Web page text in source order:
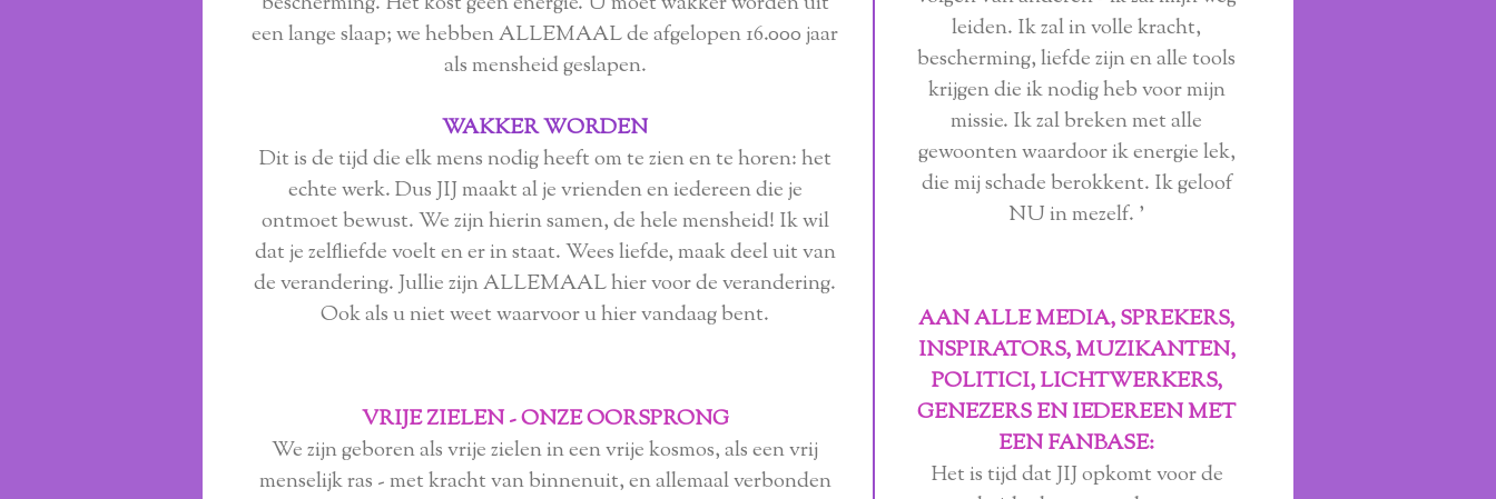
een lange slaap; we hebben ALLEMAAL de afgelopen 16.000 jaar
als mensheid geslapen.
WAKKER WORDEN
Dit is de tijd die elk mens nodig heeft om te zien en te horen: het
echte werk. Dus JIJ maakt al je vrienden en iedereen die je
ontmoet bewust. We zijn hierin samen, de hele mensheid! Ik wil
dat je zelfliefde voelt en er in staat. Wees liefde, maak deel uit van
de verandering. Jullie zijn ALLEMAAL hier voor de verandering.
Ook als u niet weet waarvoor u hier vandaag bent.
VRIJE ZIELEN - ONZE OORSPRONG
We zijn geboren als vrije zielen in een vrije kosmos, als een vrij
menselijk ras - met kracht van binnenuit, en allemaal verbonden
leiden. Ik zal in volle kracht,
bescherming, liefde zijn en alle tools
krijgen die ik nodig heb voor mijn
missie. Ik zal breken met alle
gewoonten waardoor ik energie lek,
die mij schade berokkent. Ik geloof
NU in mezelf. '
AAN ALLE MEDIA, SPREKERS,
INSPIRATORS, MUZIKANTEN,
POLITICI, LICHTWERKERS,
GENEZERS EN IEDEREEN MET
EEN FANBASE:
Het is tijd dat JIJ opkomt voor de